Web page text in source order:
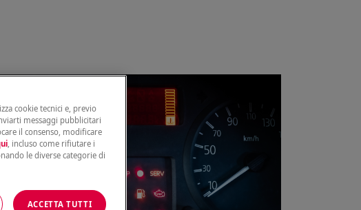
cookie tecnici e, previo
messaggi pubblicitari
il consenso, modificare
, incluso come rifiutare i
le diverse categorie di
ACCETTA TUTTI